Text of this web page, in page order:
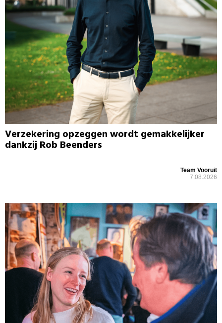
Verzekering opzeggen wordt gemakkelijker
dankzij Rob Beenders
Team Vooruit
7.08.2026